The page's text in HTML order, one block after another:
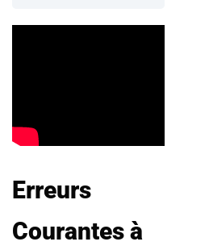
Erreurs
Courantes à